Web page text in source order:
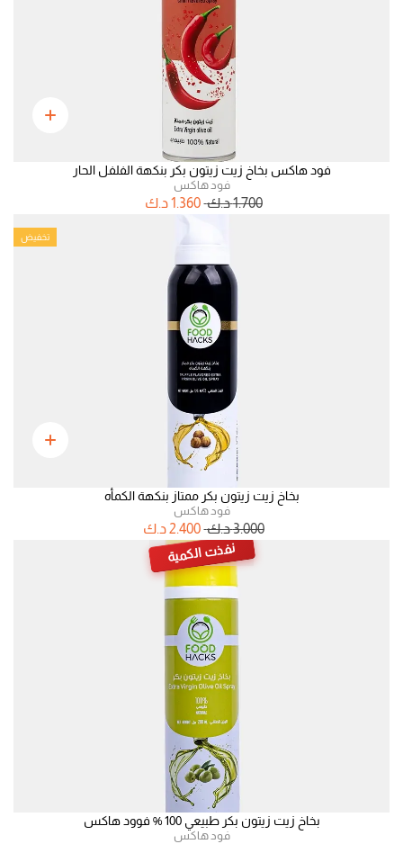
فود هاكس بخاخ زيت زيتون بكر بنكهة الفلفل الحار
فود هاكس
1.700د.ك 1.360 د.ك
تخفيض
بخاخ زيت زيتون بكر ممتاز بنكهة الكمأه
فود هاكس
3.000د.ك 2.400 د.ك
نفذت الكمية
بخاخ زيت زيتون بكر طبيعي 100 % فوود هاكس
فود هاكس